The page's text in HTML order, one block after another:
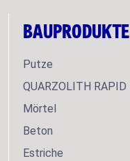
BAUPRODUKTE
Putze
QUARZOLITH RAPID
Mörtel
Beton
Estriche